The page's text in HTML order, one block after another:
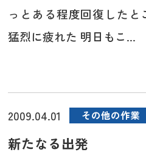
っとある程度回復した
猛烈に疲れた 明日もこ...
2009.04.01 その他の作業
新たなる出発